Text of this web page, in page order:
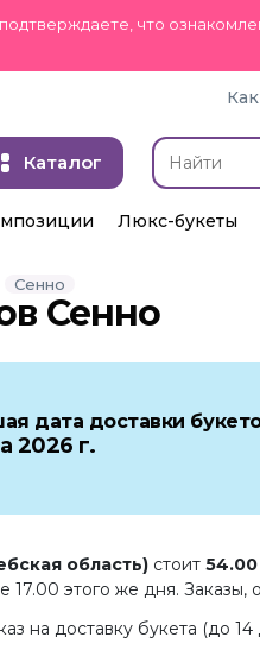
что
Каталог
Люкс-букеты
Сенно
Сенно
дата доставки
2026 г.
область) стоит 54.00
17.00 этого же дня.
на доставку букета (до